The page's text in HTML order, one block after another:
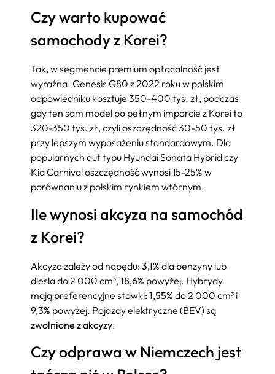
Czy warto kupować
samochody z Korei?
Tak, w segmencie premium opłacalność jest
wyraźna. Genesis G80 z 2022 roku w polskim
odpowiedniku kosztuje 350-400 tys. zł, podczas
gdy ten sam model po pełnym imporcie z Korei to
320-350 tys. zł, czyli oszczędność 30-50 tys. zł
przy lepszym wyposażeniu standardowym. Dla
popularnych aut typu Hyundai Sonata Hybrid czy
Kia Carnival oszczędność wynosi 15-25% w
porównaniu z polskim rynkiem wtórnym.
Ile wynosi akcyza na samochód
z Korei?
Akcyza zależy od napędu: 3,1% dla benzyny lub
diesla do 2 000 cm³, 18,6% powyżej. Hybrydy
mają preferencyjne stawki: 1,55% do 2 000 cm³ i
9,3% powyżej. Pojazdy elektryczne (BEV) są
zwolnione z akcyzy.
Czy odprawa w Niemczech jest